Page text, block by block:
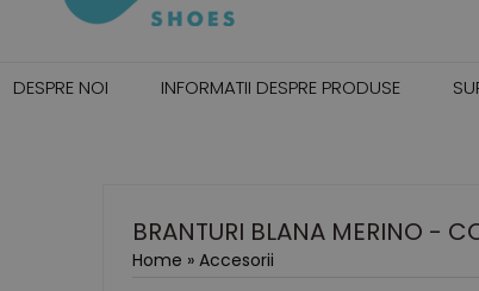
DESPRE NOI INFORMATII DESPRE PRODUSE
BRANTURI BLANA MERINO -
Home » Accesorii